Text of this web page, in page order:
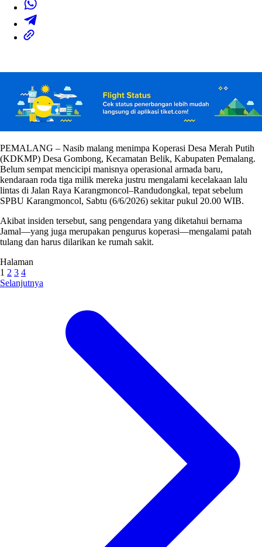
PEMALANG – Nasib malang menimpa Koperasi Desa Merah Putih
(KDKMP) Desa Gombong, Kecamatan Belik, Kabupaten Pemalang.
Belum sempat mencicipi manisnya operasional armada baru,
kendaraan roda tiga milik mereka justru mengalami kecelakaan lalu
lintas di Jalan Raya Karangmoncol–Randudongkal, tepat sebelum
SPBU Karangmoncol, Sabtu (6/6/2026) sekitar pukul 20.00 WIB.
Akibat insiden tersebut, sang pengendara yang diketahui bernama
Jamal—yang juga merupakan pengurus koperasi—mengalami patah
tulang dan harus dilarikan ke rumah sakit.
Halaman
1 2 3 4
Selanjutnya